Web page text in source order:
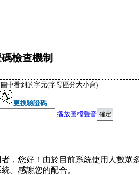
檢查機制
中看到的字元(字母區分大小寫)
更換驗證碼
播放圖檔聲音
，您好！由於目前系統使用人數眾
。感謝您的配合。